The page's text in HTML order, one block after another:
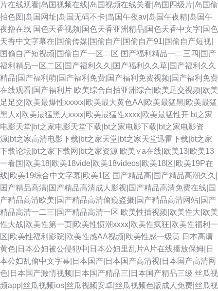
片在线观看|岛国视频在线|岛国视频在线关看|岛国四级片|岛国偷
拍色图|岛国网址|岛国无码不卡|岛国午夜av|岛国午夜精|岛国午
夜撸在线 国色天香视频|国色天香亚洲精品|国色天香中文字|国色
天香中文字幕在|国偷传媒|国偷自产|国偷自产91|国偷自产短视|
国偷自产短视频|国偷自产一区二区 国产福利精品一二三四|国产
福利精品一区二区|国产福利久久|国产福利久久草|国产福利久久
精品|国产福利萌|国产福利免费|国产福利免费视频|国产福利免费
在线观看|国产福利片 欧美综合自拍亚洲综合|欧美足交视频|欧美
足足交|欧美最爆性xxxxx|欧美最大黄色AA|欧美最猛黑|欧美最猛
黑人x|欧美最猛黑人xxxx|欧美最猛性xxxx|欧美最猛性开 bt之家
电影天堂|bt之家电影天堂下载|bt之家电影下载|bt之家电影资
源|bt之家高清电影下载|bt之家天堂|bt之家天堂迅雷下载|bt之家
下载论坛|bt之家下载网|bt之家资源 欧美∨a在线|欧美13|欧美13
一看国|欧美18|欧美18vide|欧美18videos|欧美18区|欧美19P在
线|欧美19综合中文字幕|欧美1区 国产精品高|国产精品高潮久久|
国产精品高清|国产精品高清成人影视|国产精品高清免费在线|国
产精品高清欧美|国产精品高清偷窥盗摄|国产精品高清网站|国产
精品高清一二三|国产精品高清一区 欧美性插视频|欧美性大|欧美
性大战|欧美性第一页|欧美性愤潮xxxx|欧美性疯狂|欧美性福利一
区|欧美性福利影院|欧美性感AA视频|欧美性感一级黄 日本高请
黄色|日本公妇被公侵犯中|日本公妇里乱片A片在线播放保姆|日
本公妇乱偷中文字幕|日本国产|日本国产高清视|日本国产高清网
色|日本国产激情视频|日本国产精品三|日本国产精品三级 丝瓜视
频app|丝瓜视频ios|丝瓜视频安卓|丝瓜视频色版成人免费|丝瓜视